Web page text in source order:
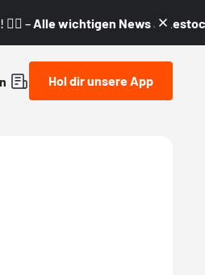
– Alle wichtigen News &
Hol dir unsere App